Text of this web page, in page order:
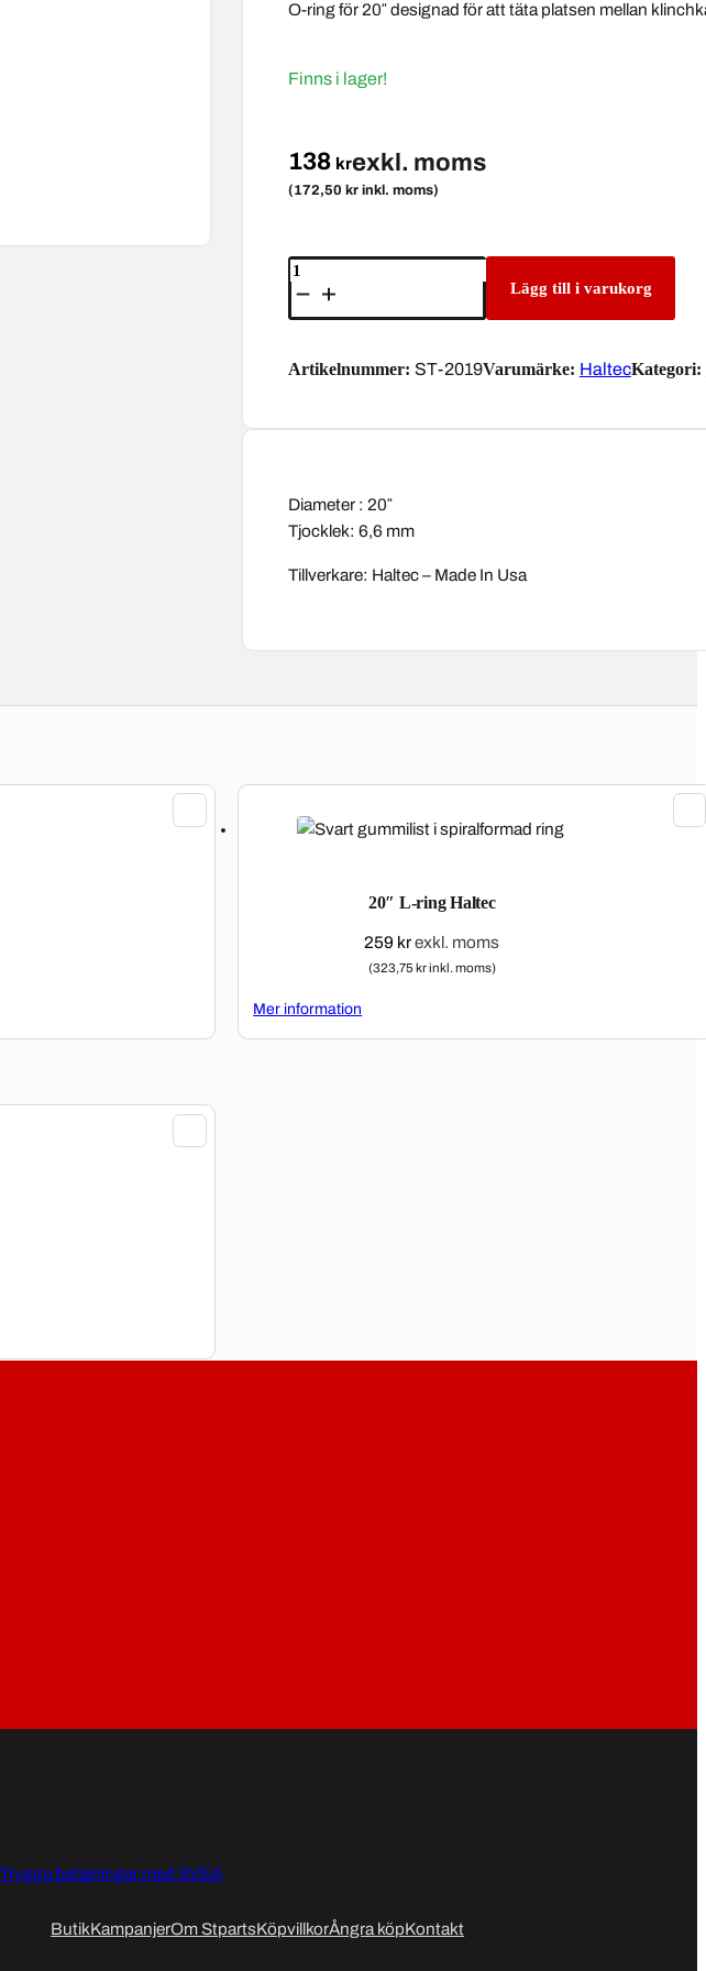
O-ring för 20″ designad för att täta platsen mellan
Finns i lager!
138 krexkl. moms
(172,50 kr inkl. moms)
O-
ring
20"
Haltec
Lägg till i varukorg
Artikelnummer: ST-2019Varumärke: HaltecKategori:
Diameter : 20″
Tjocklek: 6,6 mm
Tillverkare: Haltec – Made In Usa
20″ L-ring Haltec
259 kr exkl. moms
(323,75 kr inkl. moms)
Mer information
ButikKampanjerOm StpartsKöpvillkorÅngra köpKontakt